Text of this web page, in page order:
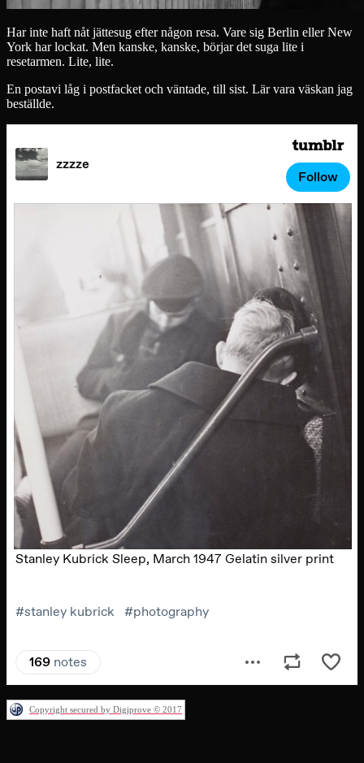
Har inte haft nåt jättesug efter någon resa. Vare sig Berlin eller New
York har lockat. Men kanske, kanske, börjar det suga lite i
resetarmen. Lite, lite.
En postavi låg i postfacket och väntade, till sist. Lär vara väskan jag
beställde.
Copyright secured by Digiprove © 2017